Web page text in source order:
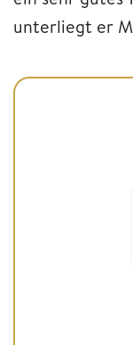
unterliegt er